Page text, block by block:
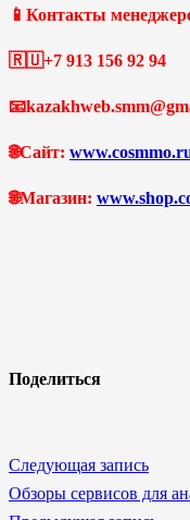
📱Контакты
🇷🇺+7 913 156 92 94
🌐Сайт:
🌐Магазин:
Поделиться
Следующая запись
Обзоры сервисов для